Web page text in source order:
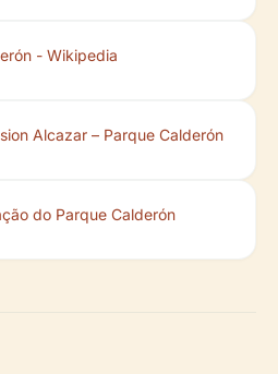
- Wikipedia
Alcazar – Parque Calderón
do Parque Calderón